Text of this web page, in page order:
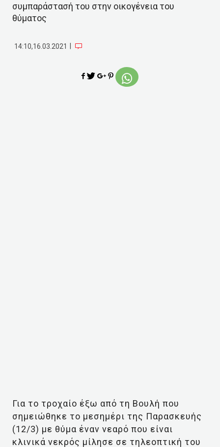
συμπαράστασή του στην οικογένεια του
θύματος
14:10,16.03.2021
Για το τροχαίο έξω από τη Βουλή που
σημειώθηκε το μεσημέρι της Παρασκευής
(12/3) με θύμα έναν νεαρό που είναι
κλινικά νεκρός μίλησε σε τηλεοπτική του